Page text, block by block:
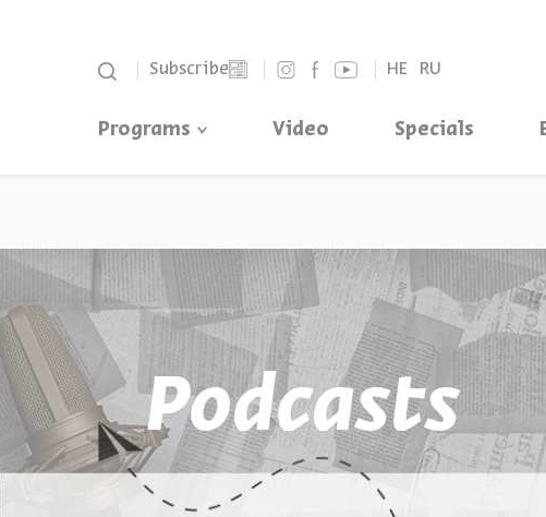
Subscribe HE RU
Programs Video Specials
Podcasts